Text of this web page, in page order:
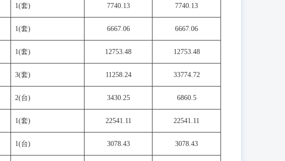
1(套) 7740.13 7740.13
1(套) 6667.06 6667.06
1(套) 12753.48 12753.48
3(套) 11258.24 33774.72
2(台) 3430.25 6860.5
1(套) 22541.11 22541.11
1(台) 3078.43 3078.43